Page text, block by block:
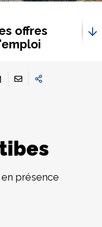
offres
présence